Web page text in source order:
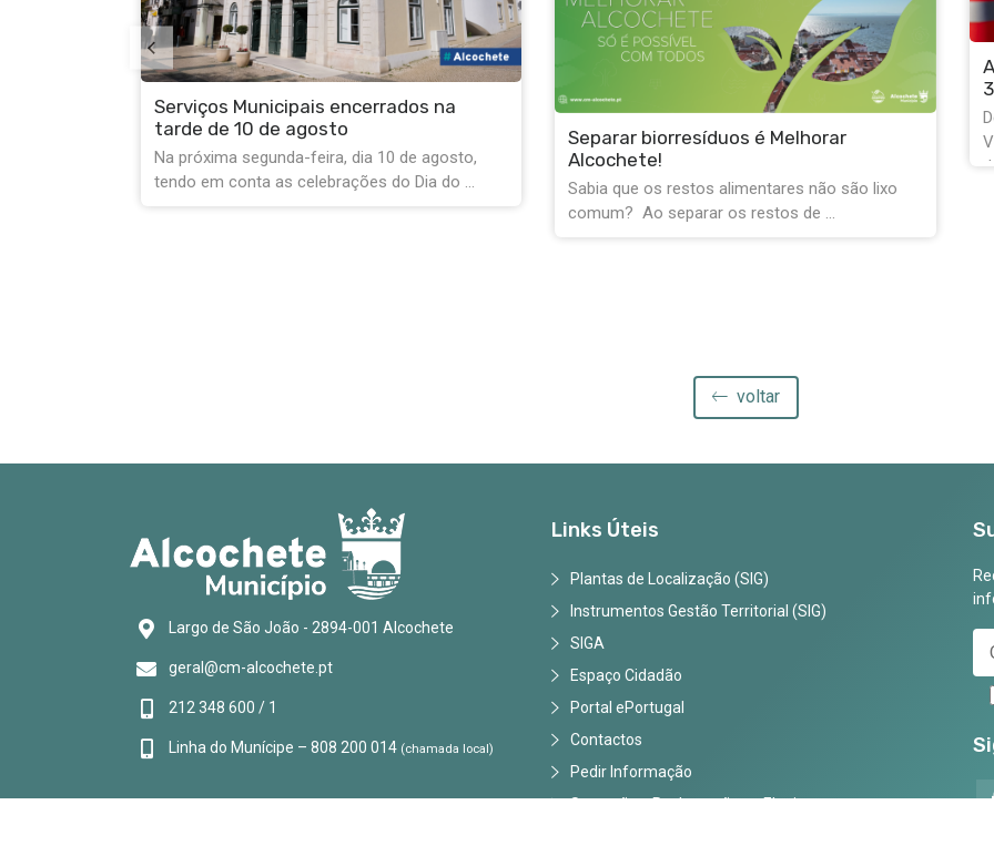
Separar biorresíduos é Melhorar
Alcochete!
Sabia que os restos alimentares não são lixo
Alteração de trânsito em Alcochete até
Devido à realização das Festas do Barrete
Verde e das Salinas, montagem e
desmontagem de ...
voltar
Largo de São João - 2894-001 Alcochete
geral@cm-alcochete.pt
212 348 600 / 1
Linha do Munícipe – 808 200 014 (chamada local)
Links Úteis
Plantas de Localização (SIG)
Instrumentos Gestão Territorial (SIG)
SIGA
Espaço Cidadão
Portal ePortugal
Contactos
Pedir Informação
Sugestões, Reclamações e Elogios